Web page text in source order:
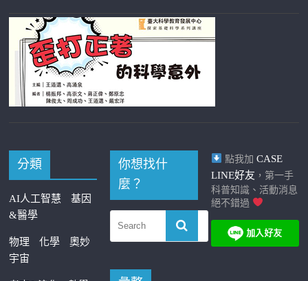
分類
AI人工智慧
基因
&醫學
物理 化學
奧妙
宇宙
你想找什
麼？
點我加 CASE
LINE好友 ，第一手
科普知識、活動消息
絕不錯過